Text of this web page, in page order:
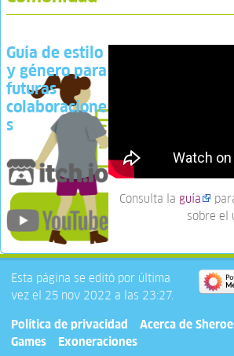
Guía de estilo
y género para
futuras
colaboracione
s
Consulta la guía
sobre el
Esta página se editó por última
vez el 25 nov 2022 a las 23:27.
Política de privacidad
Acerca de
Games
Exoneraciones